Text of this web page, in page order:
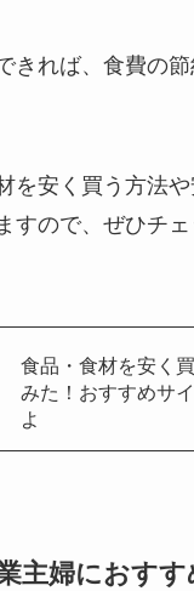
きれば、食費の節
を安く買う方法
すので、ぜひチ
食品・食材を安く
みた！おすすめサ
よ
主婦におす